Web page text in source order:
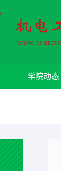
学院动态